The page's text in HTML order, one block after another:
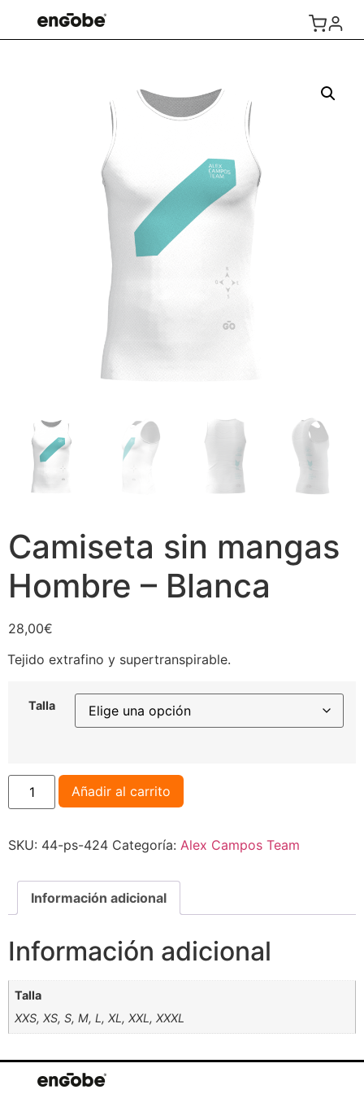
Camiseta sin mangas
Hombre – Blanca
28,00€
Tejido extrafino y supertranspirable.
Talla
Añadir al carrito
SKU: 44-ps-424 Categoría: Alex Campos Team
Información adicional
Información adicional
Talla
XXS, XS, S, M, L, XL, XXL, XXXL